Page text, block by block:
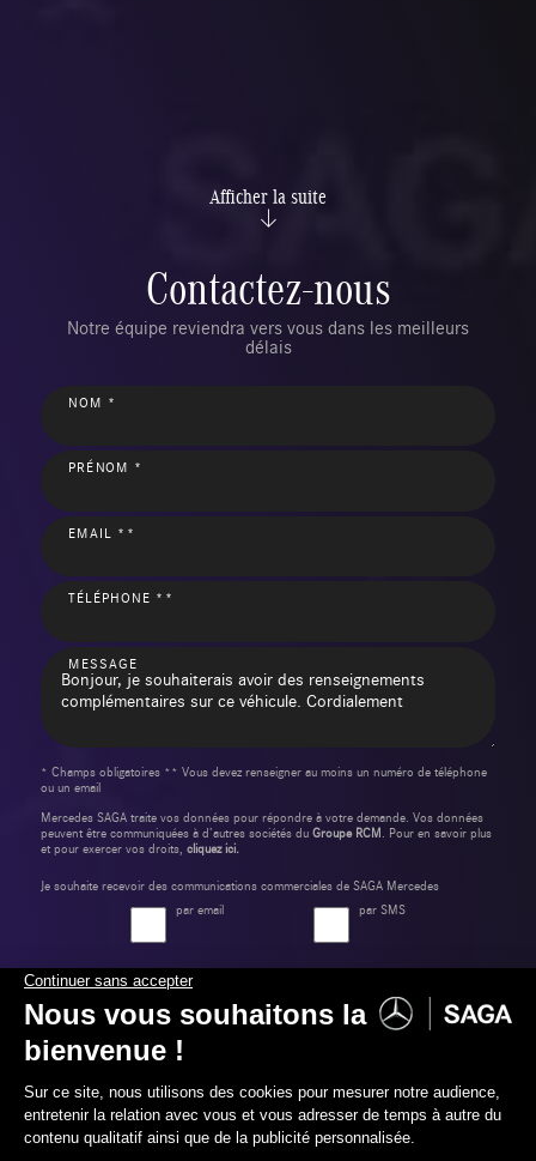
Afficher la suite
Contactez-nous
Notre équipe reviendra vers vous dans les meilleurs
délais
NOM *
PRÉNOM *
EMAIL **
TÉLÉPHONE **
MESSAGE
* Champs obligatoires ** Vous devez renseigner au moins un numéro de téléphone
ou un email
Mercedes SAGA traite vos données pour répondre à votre demande. Vos données
peuvent être communiquées à d’autres sociétés du Groupe RCM. Pour en savoir plus
et pour exercer vos droits, cliquez ici.
Je souhaite recevoir des communications commerciales de SAGA Mercedes
par email
par SMS
Envoyer ma demande
Label Certified et Garanties